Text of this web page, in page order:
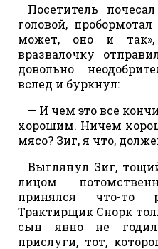
Посетитель
головой,
может, оно и
вразвалочку
довольно
вслед и буркнул:
— И чем это все
хорошим. Ничем
мясо? Зиг, я что,
Выглянул Зиг,
лицом
принялся что-то
Трактирщик Снорк
сын явно не
прислуги, тот,